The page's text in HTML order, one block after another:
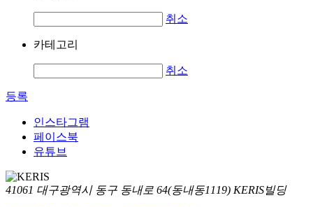
취소
카테고리
취소
등록
인스타그램
페이스북
유튜브
41061 대구광역시 동구 동내로 64(동내동1119) KERIS빌딩